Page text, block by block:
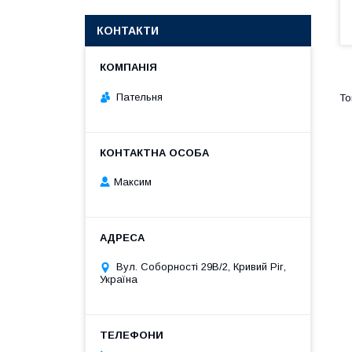
КОНТАКТИ
Пательня
Максим
Вул. Соборності 29В/2, Кривий Ріг,
Україна